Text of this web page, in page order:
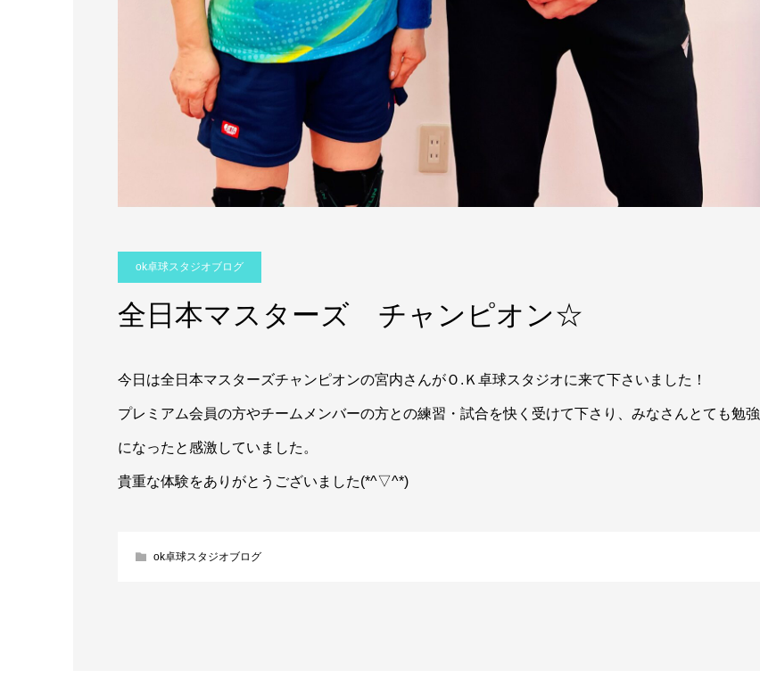
ok卓球スタジオブログ
全日本マスターズ チャンピオン☆
今日は全日本マスターズチャンピオンの宮内さんがＯ.Ｋ卓球スタジオに来て下さいました！
プレミアム会員の方やチームメンバーの方との練習・試合を快く受けて下さり、みなさんとても勉強
になったと感激していました。
貴重な体験をありがとうございました(*^▽^*)
ok卓球スタジオブログ